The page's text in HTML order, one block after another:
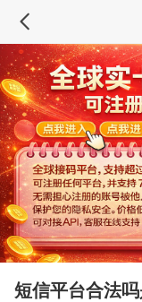
短信平台合法